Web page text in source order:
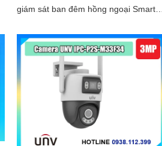
giám sát ban đêm hồng ngoại Smart
sáng WDR 120db, chống nhiễu hình
ảnh, tự động cân bằng ánh sáng
trắng, có thể lắp đặt ngoài trời chống
nước IP 66